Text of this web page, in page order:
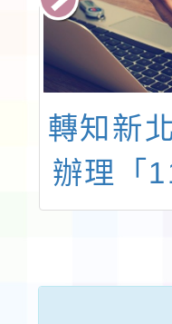
轉知新
辦理「
新北
學院」
培訓課